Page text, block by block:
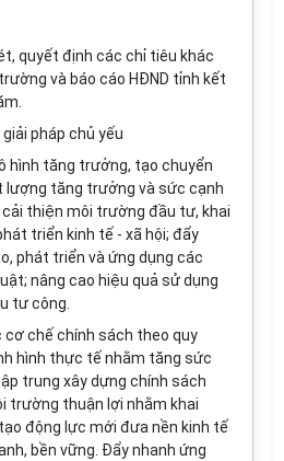
quyết định các chỉ tiêu khác
và báo cáo HĐND tỉnh kết
pháp chủ yếu
hình tăng trưởng, tạo chuyển
lượng tăng trưởng và sức cạnh
thiện môi trường đầu tư, khai
triển kinh tế - xã hội; đẩy
phát triển và ứng dụng các
nâng cao hiệu quả sử dụng
tư công.
cơ chế chính sách theo quy
hình thực tế nhằm tăng sức
trung xây dựng chính sách
trường thuận lợi nhằm khai
động lực mới đưa nền kinh tế
bền vững. Đẩy nhanh ứng